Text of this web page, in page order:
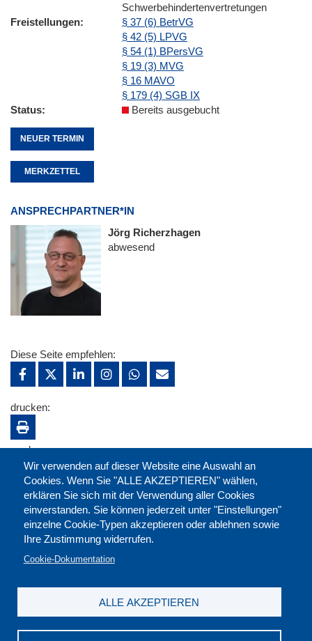
Schwerbehindertenvertretungen
Freistellungen
§ 37 (6) BetrVG
§ 42 (5) LPVG
§ 54 (1) BPersVG
§ 19 (3) MVG
§ 16 MAVO
§ 179 (4) SGB IX
Status
Bereits ausgebucht
NEUER TERMIN
MERKZETTEL
ANSPRECHPARTNER*IN
Jörg Richerzhagen
abwesend
Wir verwenden auf dieser Website eine Auswahl an
Cookies. Wenn Sie "ALLE AKZEPTIEREN" wählen,
erklären Sie sich mit der Verwendung aller Cookies
einverstanden. Sie können jederzeit unter "Einstellungen"
einzelne Cookie-Typen akzeptieren oder ablehnen sowie
Ihre Zustimmung widerrufen.
Cookie-Dokumentation
ALLE AKZEPTIEREN
Diese Seite empfehlen:
drucken:
merken: